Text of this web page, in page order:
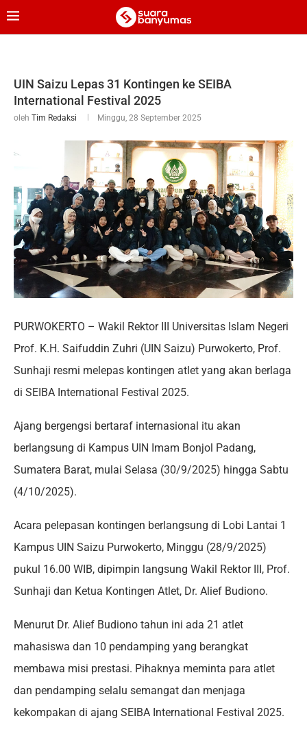
UIN Saizu Lepas 31 Kontingen ke SEIBA
International Festival 2025
oleh Tim Redaksi Minggu, 28 September 2025
PURWOKERTO – Wakil Rektor III Universitas Islam Negeri
Prof. K.H. Saifuddin Zuhri (UIN Saizu) Purwokerto, Prof.
Sunhaji resmi melepas kontingen atlet yang akan berlaga
di SEIBA International Festival 2025.
Ajang bergengsi bertaraf internasional itu akan
berlangsung di Kampus UIN Imam Bonjol Padang,
Sumatera Barat, mulai Selasa (30/9/2025) hingga Sabtu
(4/10/2025).
Acara pelepasan kontingen berlangsung di Lobi Lantai 1
Kampus UIN Saizu Purwokerto, Minggu (28/9/2025)
pukul 16.00 WIB, dipimpin langsung Wakil Rektor III, Prof.
Sunhaji dan Ketua Kontingen Atlet, Dr. Alief Budiono.
Menurut Dr. Alief Budiono tahun ini ada 21 atlet
mahasiswa dan 10 pendamping yang berangkat
membawa misi prestasi. Pihaknya meminta para atlet
dan pendamping selalu semangat dan menjaga
kekompakan di ajang SEIBA International Festival 2025.